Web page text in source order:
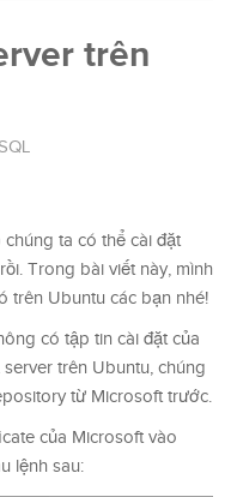
trên
ta có thể cài đặt
Trong bài viết này, mình
trên Ubuntu các bạn nhé!
có tập tin cài đặt của
server trên Ubuntu, chúng
từ Microsoft trước.
của Microsoft vào
lệnh sau: